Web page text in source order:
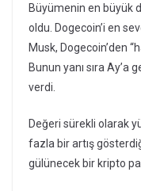
Büyümenin en büyük
oldu. Dogecoin’i en
Musk, Dogecoin’den
Bunun yanı sıra
verdi.
Değeri sürekli olarak
fazla bir artış
gülünecek bir kripto